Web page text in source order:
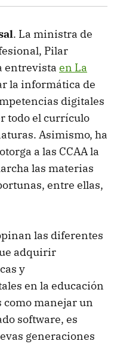
. La ministra de
Pilar
entrevista en La
la informática de
digitales
todo el currículo
Asimismo, ha
a las CCAA la
las materias
entre ellas,
las diferentes
adquirir
y
en la educación
manejar un
software, es
generaciones